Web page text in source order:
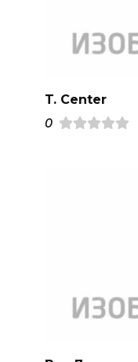
T. Center
0